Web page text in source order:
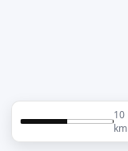
10
km